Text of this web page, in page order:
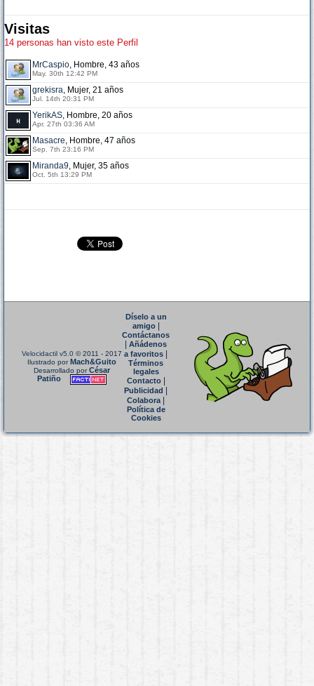
Visitas
14 personas han visto este Perfil
MrCaspio, Hombre, 43 años
May. 30th 12:42 PM
grekisra, Mujer, 21 años
Jul. 14th 20:31 PM
YerikAS, Hombre, 20 años
Apr. 27th 03:36 AM
Masacre, Hombre, 47 años
Sep. 7th 23:16 PM
Miranda9, Mujer, 35 años
Oct. 5th 13:29 PM
Velocidactil v5.0 © 2011 - 2017
Ilustrado porMach&Guito
Desarrollado porCésar
Patiño
Díselo a un
amigo|
Contáctanos
Añádenos
a favoritos
Términos
legales
Contacto|
Publicidad
Colabora|
Política de
Cookies